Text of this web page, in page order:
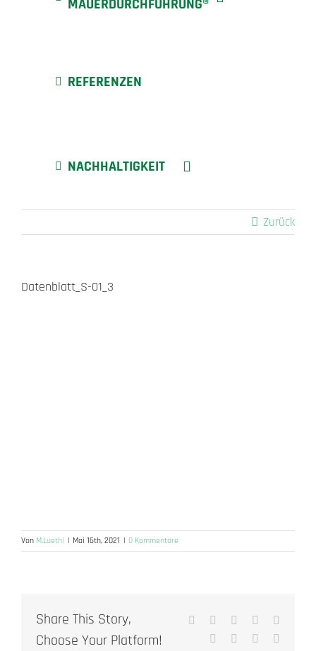
MAUERDURCHFÜHRUNG®
REFERENZEN
NACHHALTIGKEIT
Zurück
Datenblatt_S-01_3
Von M.Luethi | Mai 16th, 2021 | 0 Kommentare
Share This Story,
Choose Your Platform!
Facebook Reddit LinkedIn
TumblrPinterest